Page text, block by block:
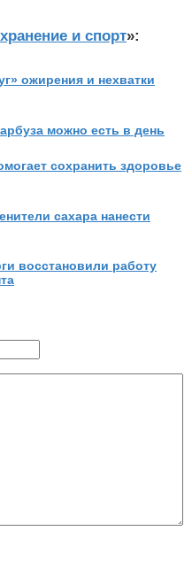
и спорт»:
ожирения и нехватки
можно есть в день
сохранить здоровье
сахара нанести
восстановили работу